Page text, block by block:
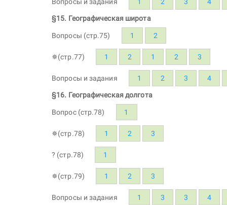
§15. Географическая широта
Вопросы (стр.75) 1 2
✵(стр.77) 1 2 1 2 3
Вопросы и задания 1 2 3 4
§16. Географическая долгота
Вопрос (стр.78) 1
✵(стр.78) 1 2 3
? (стр.78) 1
✵(стр.79) 1 2 3
Вопросы и задания 1 3 3 4